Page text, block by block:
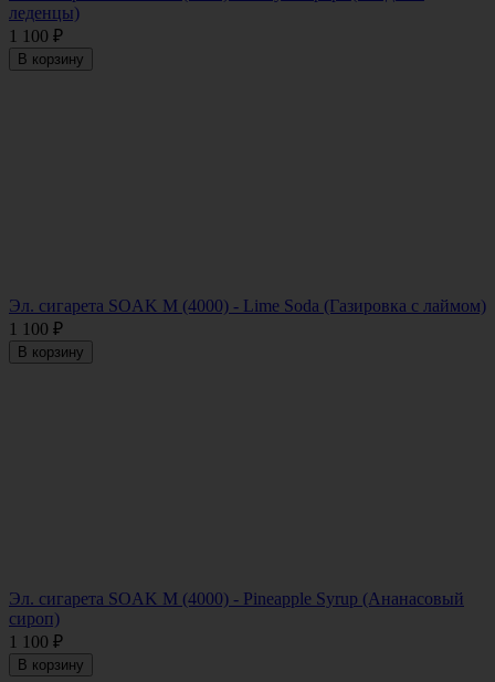
леденцы)
1 100 ₽
В корзину
Эл. сигарета SOAK M (4000) - Lime Soda (Газировка с лаймом)
1 100 ₽
В корзину
Эл. сигарета SOAK M (4000) - Pineapple Syrup (Ананасовый
сироп)
1 100 ₽
В корзину